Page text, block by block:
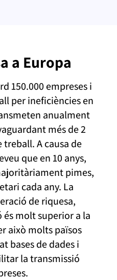
a Europa
150.000 empreses i
per ineficiències en
anualment
més de 2
A causa de
que en 10 anys,
pimes,
cada any. La
de riquesa,
molt superior a la
això molts països
bases de dades i
la transmissió